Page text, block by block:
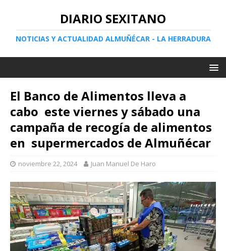
DIARIO SEXITANO
NOTICIAS Y ACTUALIDAD ALMUÑÉCAR - LA HERRADURA
El Banco de Alimentos lleva a
cabo este viernes y sábado una
campaña de recogía de alimentos
en supermercados de Almuñécar
noviembre 22, 2024 Juan Manuel De Haro